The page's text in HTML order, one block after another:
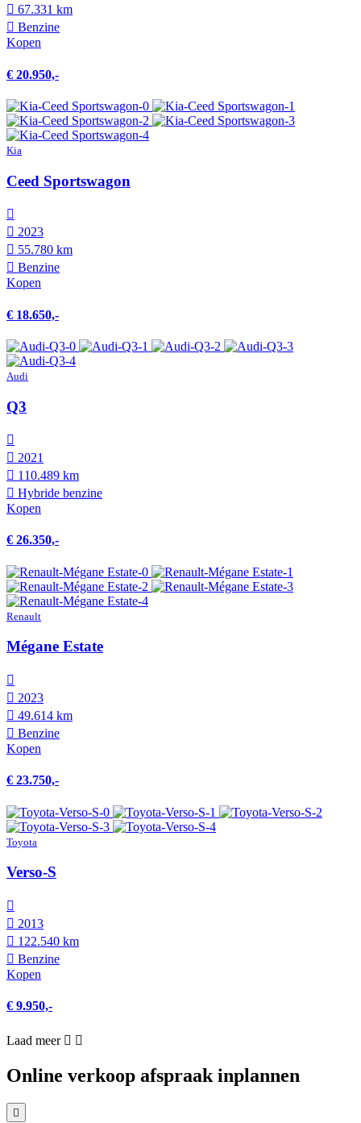
67.331 km
Benzine
Kopen
€ 20.950,-
Kia
Ceed Sportswagon
2023
55.780 km
Benzine
Kopen
€ 18.650,-
Audi
Q3
2021
110.489 km
Hybride benzine
Kopen
€ 26.350,-
Renault
Mégane Estate
2023
49.614 km
Benzine
Kopen
€ 23.750,-
Toyota
Verso-S
2013
122.540 km
Benzine
Kopen
€ 9.950,-
Laad meer
Online verkoop afspraak inplannen